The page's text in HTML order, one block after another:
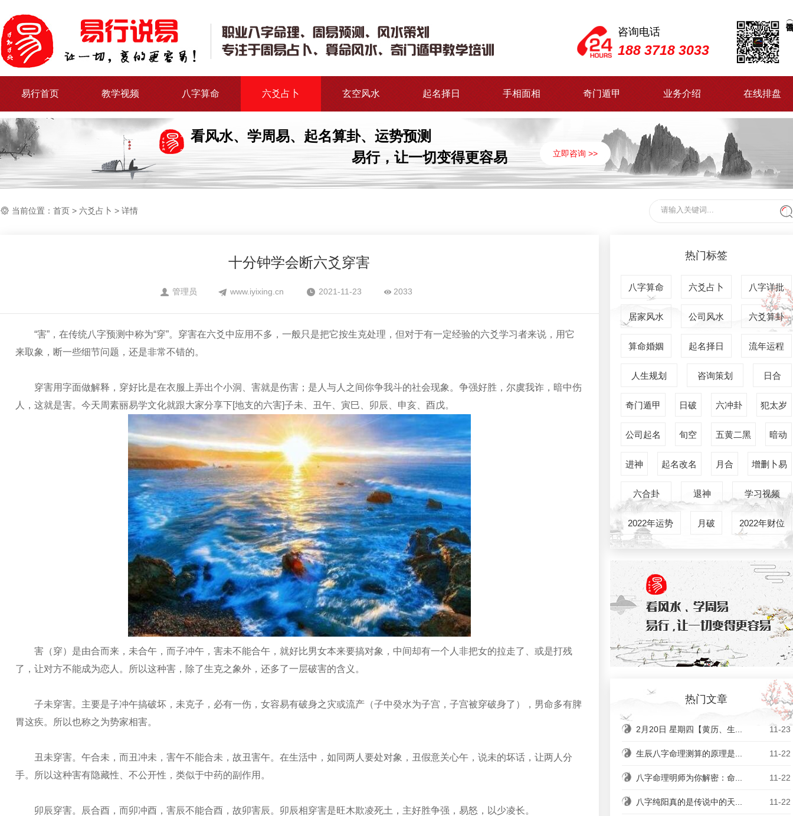
咨询电话
188 3718 3033
易行首页 教学视频 八字算命 六爻占卜 玄空风水 起名择日 手相面相 奇门遁甲 业务介绍 在线排盘
看风水、学周易、起名算卦、运势预测
易行，让一切变得更容易
立即咨询 >>
当前位置： 首页 > 六爻占卜 > 详情
十分钟学会断六爻穿害
管理员 www.iyixing.cn 2021-11-23 2033
“害”，在传统八字预测中称为“穿”。穿害在六爻中应用不多，一般只是把它按生克处理，但对于有一定经验的六爻学习者来说，用它
来取象，断一些细节问题，还是非常不错的。
穿害用字面做解释，穿好比是在衣服上弄出个小洞、害就是伤害；是人与人之间你争我斗的社会现象。争强好胜，尔虞我诈，暗中伤
人，这就是害。今天周素丽易学文化就跟大家分享下[地支的六害]子未、丑午、寅巳、卯辰、申亥、酉戊。
害（穿）是由合而来，未合午，而子冲午，害未不能合午，就好比男女本来要搞对象，中间却有一个人非把女的拉走了、或是打残
了，让对方不能成为恋人。所以这种害，除了生克之象外，还多了一层破害的含义。
子未穿害。主要是子冲午搞破坏，未克子，必有一伤，女容易有破身之灾或流产（子中癸水为子宫，子宫被穿破身了），男命多有脾
胃这疾。所以也称之为势家相害。
丑未穿害。午合未，而丑冲未，害午不能合未，故丑害午。在生活中，如同两人要处对象，丑假意关心午，说未的坏话，让两人分
手。所以这种害有隐藏性、不公开性，类似于中药的副作用。
卯辰穿害。辰合酉，而卯冲酉，害辰不能合酉，故卯害辰。卯辰相穿害是旺木欺凌死土，主好胜争强，易怒，以少凌长。
热门标签
八字算命 六爻占卜 八字详批
居家风水 公司风水 六爻算卦
算命婚姻 起名择日 流年运程
人生规划 咨询策划 日合
奇门遁甲 日破 六冲卦 犯太岁
公司起名 旬空 五黄二黑 暗动
进神 起名改名 月合 增删卜易
六合卦 退神 学习视频
2022年运势 月破 2022年财位
热门文章
2月20日 星期四【黄历、生... 11-23
生辰八字命理测算的原理是... 11-22
八字命理明师为你解密：命... 11-22
八字纯阳真的是传说中的天... 11-22